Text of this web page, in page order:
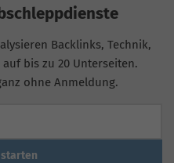
Backlinks, Technik,
bis zu 20 Unterseiten.
ohne Anmeldung.